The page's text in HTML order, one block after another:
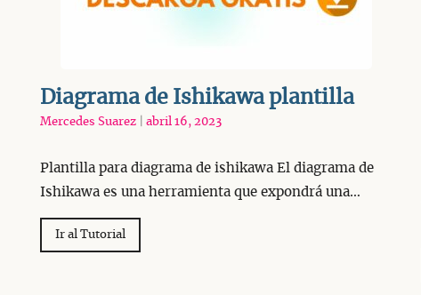
Diagrama de Ishikawa plantilla
Mercedes Suarez abril 16, 2023
Plantilla para diagrama de ishikawa El diagrama de
Ishikawa es una herramienta que expondrá una…
Ir al Tutorial